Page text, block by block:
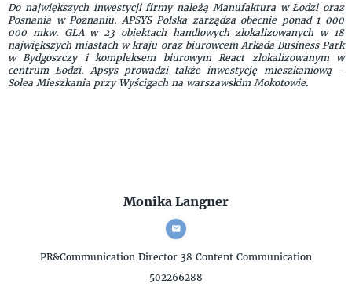
Do największych inwestycji firmy należą Manufaktura w Łodzi oraz
Posnania w Poznaniu. APSYS Polska zarządza obecnie ponad 1 000
000 mkw. GLA w 23 obiektach handlowych zlokalizowanych w 18
największych miastach w kraju oraz biurowcem Arkada Business Park
w Bydgoszczy i kompleksem biurowym React zlokalizowanym w
centrum Łodzi. Apsys prowadzi także inwestycję mieszkaniową -
Solea Mieszkania przy Wyścigach na warszawskim Mokotowie.
Monika Langner
PR&Communication Director 38 Content Communication
502266288